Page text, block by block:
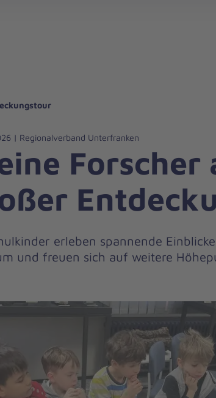
| Regionalverband Unterfranken
Forscher
erleben spannende
und freuen sich auf weitere